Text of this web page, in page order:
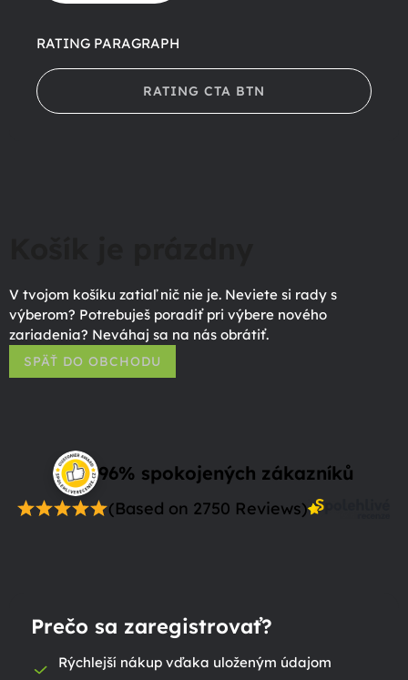
RATING PARAGRAPH
RATING CTA BTN
V tvojom košíku zatiaľ nič nie je. Neviete si rady s
výberom? Potrebuješ poradiť pri výbere nového
zariadenia? Neváhaj sa na nás obrátiť.
SPÄŤ DO OBCHODU
96% spokojených zákazníků
(Based on 2750 Reviews)
Prečo sa zaregistrovať?
Rýchlejší nákup vďaka uloženým údajom